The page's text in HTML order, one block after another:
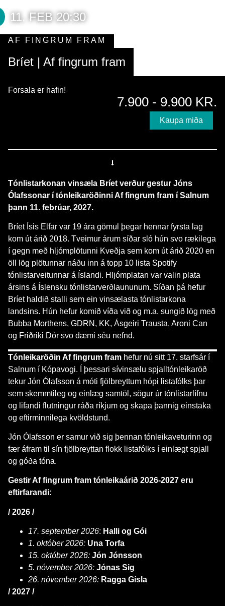
11. FEB 20:30
Bríet | Af fingrum fram
AF FINGRUM FRAM
Forsala er hafin!
7.900 - 9.900 KR.
Kaupa miða
Tónlistarkonan vinsæla Bríet verður gestur Jóns
Ólafssonar í tónleikaröðinni Af fingrum fram í Salnum
þann 11. febrúar, 2027.
Bríet Ísis Elfar var 19 ára gömul þegar hennar fyrsta lag
kom út árið 2018. Tveimur árum síðar sló hún svo rækilega
í gegn með hljómplötunni Kveðja sem kom út árið 2020 en
öll lög plötunnar náðu inn á topp 10 lista Spotify
tónlistarveitunnar á Íslandi. Hljómplatan var valin plata
ársins á Íslensku tónlistarverðlaununum. Síðan þá hefur
Bríet haldið stalli sem ein vinsælasta tónlistarkona
landsins. Hún hefur komið víða við og m.a. sungið lög með
Bubba Morthens, GDRN, KK, Ásgeiri Trausta, Aroni Can
og Friðriki Dór svo dæmi séu nefnd.
Tónleikaröðin Af fingrum fram hefur nú sitt 17. starfsár í
Salnum í Kópavogi. Í þessari sívinsælu spjalltónleikaröð
tekur Jón Ólafsson á móti fjölbreyttum hópi listafólks þar
sem skemmtileg og einlæg samtöl, sögur úr tónlistarlífnu
og lifandi flutningur ráða ríkjum og skapa þannig einstaka
og eftirminnilega kvöldstund.
Jón Ólafsson er samur við sig þennan tónleikaveturinn og
fær áfram til sín fjölbreyttan flokk listafólks í einlægt spjall
og góða tóna.
Gestir Af fingrum fram tónleikaárið 2026-2027 eru
eftirfarandi:
/ 2026 /
17. september 2026: Halli og Gói
1. október 2026: Una Torfa
15. október 2026: Jón Jónsson
5. nóvember 2026: Jónas Sig
26. nóvember 2026: Ragga Gísla
/ 2027 /